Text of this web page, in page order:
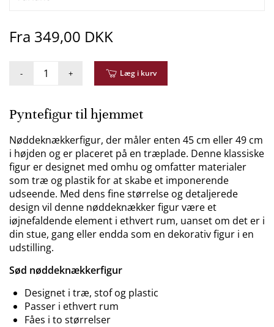
Fra 349,00 DKK
- + Læg i kurv
Pyntefigur til hjemmet
Nøddeknækkerfigur, der måler enten 45 cm eller 49 cm
i højden og er placeret på en træplade. Denne klassiske
figur er designet med omhu og omfatter materialer
som træ og plastik for at skabe et imponerende
udseende. Med dens fine størrelse og detaljerede
design vil denne nøddeknækker figur være et
iøjnefaldende element i ethvert rum, uanset om det er i
din stue, gang eller endda som en dekorativ figur i en
udstilling.
Sød nøddeknækkerfigur
Designet i træ, stof og plastic
Passer i ethvert rum
Fåes i to størrelser